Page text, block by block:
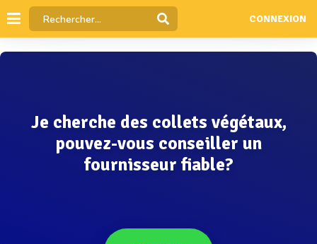
CONNEXION
Je cherche des collets végétaux,
pouvez-vous conseiller un
fournisseur fiable?